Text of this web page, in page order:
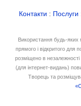
Контакти : Послуги
Використання будь-яких
прямого і відкритого
розміщено в незалежності
(для інтернет-видань)
Творець та